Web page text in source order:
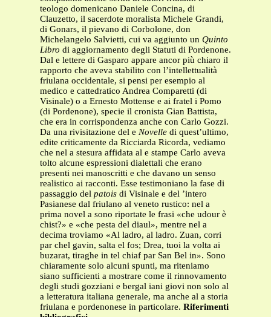
teologo domenicano Daniele Concina, di
Clauzetto, il sacerdote moralista Michele Grandi,
di Gonars, il pievano di Corbolone, don
Michelangelo Salvietti, cui va aggiunto un Quinto
Libro di aggiornamento degli Statuti di Pordenone.
Dal e lettere di Gasparo appare ancor più chiaro il
rapporto che aveva stabilito con l’intellettualità
friulana occidentale, si pensi per esempio al
medico e cattedratico Andrea Comparetti (di
Visinale) o a Ernesto Mottense e ai fratel i Pomo
(di Pordenone), specie il cronista Gian Battista,
che era in corrispondenza anche con Carlo Gozzi.
Da una rivisitazione del e Novelle di quest’ultimo,
edite criticamente da Ricciarda Ricorda, vediamo
che nel a stesura affidata al e stampe Carlo aveva
tolto alcune espressioni dialettali che erano
presenti nei manoscritti e che davano un senso
realistico ai racconti. Esse testimoniano la fase di
passaggio del patois di Visinale e del ’intero
Pasianese dal friulano al veneto rustico: nel a
prima novel a sono riportate le frasi «che udour è
chist?» e «che pesta del diaul», mentre nel a
decima troviamo «Al ladro, al ladro. Zuan, corri
par chel gavin, salta el fos; Drea, tuoi la volta ai
buzarat, tiraghe in tel chiaf par San Bel in». Sono
chiaramente solo alcuni spunti, ma riteniamo
siano sufficienti a mostrare come il rinnovamento
degli studi gozziani e bergal iani giovi non solo al
a letteratura italiana generale, ma anche al a storia
friulana e pordenonese in particolare. Riferimenti